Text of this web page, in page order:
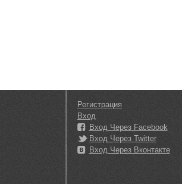
Регистрация
Вход
Вход Через Facebook
Вход Через Twitter
Вход Через Вконтакте